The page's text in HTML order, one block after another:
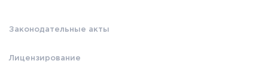
Законодательные акты
Лицензирование